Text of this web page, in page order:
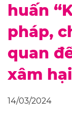
huấn
pháp,
quan
xâm
14/03/2024